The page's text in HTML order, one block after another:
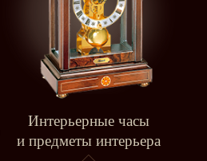
Интерьерные часы
и предметы интерьера